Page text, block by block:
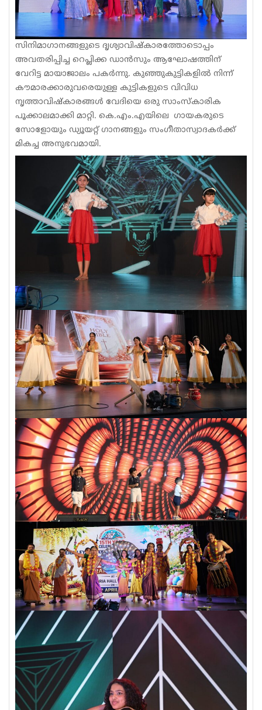
സിനിമാഗാനങ്ങളുടെ ദൃശ്യാവിഷ്കാരത്തോടൊപ്പം
അവതരിപ്പിച്ച റെപ്ലിക്ക ഡാൻസും ആഘോഷത്തിന്
വേറിട്ട മായാജാലം പകർന്നു. കുഞ്ഞുകുട്ടികളിൽ നിന്ന്
കൗമാരക്കാരുവരെയുള്ള കുട്ടികളുടെ വിവിധ
നൃത്താവിഷ്കാരങ്ങൾ വേദിയെ ഒരു സാംസ്‌കാരിക
പൂക്കാലമാക്കി മാറ്റി. കെ.എം.എയിലെ ഗായകരുടെ
സോളോയും ഡ്യൂയറ്റ് ഗാനങ്ങളും സംഗീതാസ്വാദകർക്ക്
മികച്ച അനുഭവമായി.